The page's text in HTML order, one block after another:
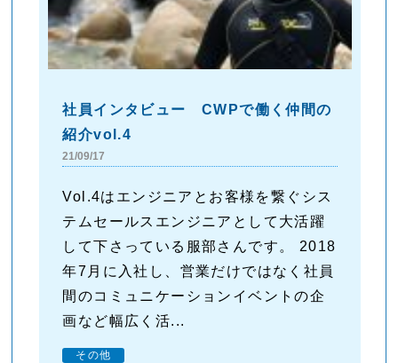
社員インタビュー CWPで働く仲間の
紹介vol.4
21/09/17
Vol.4はエンジニアとお客様を繋ぐシス
テムセールスエンジニアとして大活躍
して下さっている服部さんです。 2018
年7月に入社し、営業だけではなく社員
間のコミュニケーションイベントの企
画など幅広く活...
その他